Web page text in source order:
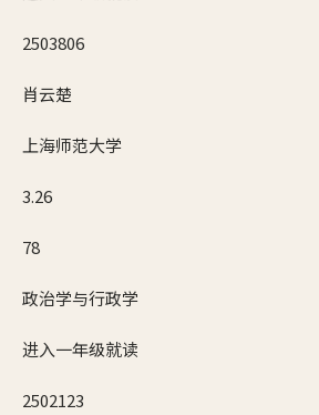
2503806
肖云楚
上海师范大学
3.26
78
政治学与行政学
进入一年级就读
2502123